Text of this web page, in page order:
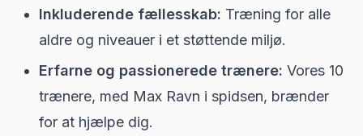
Inkluderende fællesskab: Træning for alle
aldre og niveauer i et støttende miljø.
Erfarne og passionerede trænere: Vores 10
trænere, med Max Ravn i spidsen, brænder
for at hjælpe dig.